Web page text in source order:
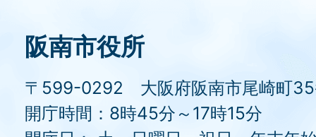
阪南市役所
〒599-0292 大阪府阪南市尾崎町35
開庁時間：8時45分～17時15分